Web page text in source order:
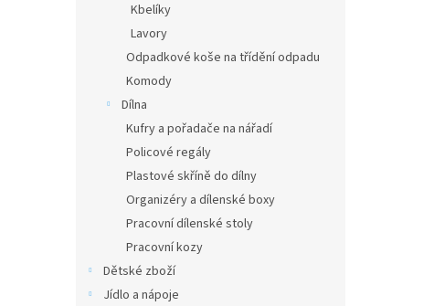
Kbelíky
Lavory
Odpadkové koše na třídění odpadu
Komody
Dílna
Kufry a pořadače na nářadí
Policové regály
Plastové skříně do dílny
Organizéry a dílenské boxy
Pracovní dílenské stoly
Pracovní kozy
Dětské zboží
Jídlo a nápoje